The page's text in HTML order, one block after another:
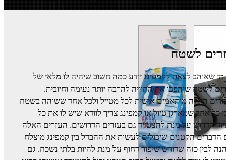
לשטח
מי שאוהב לצאת לקמפינג יודע כמה חשוב שיהיה לו מלאי של
לשטח שיהפכו את החוויה להרבה יותר נעימה וחיובית.
האלה מותאמים אישית לכל מטייל ולכל אחד ששוהה בשטח
כל אחד שמארגן טיול או קמפינג צריך לוודא שיש לו את כל
הדרוש על מנת להצטייד גם בעזרים הדרושים. העזרים האלה
הדברים הקטנים שיכולים לעשות את ההבדל בין קמפינג מוצלח
לבין כזה שדורש שיפור דחוף על מנת להיות בלתי נשכח. גם